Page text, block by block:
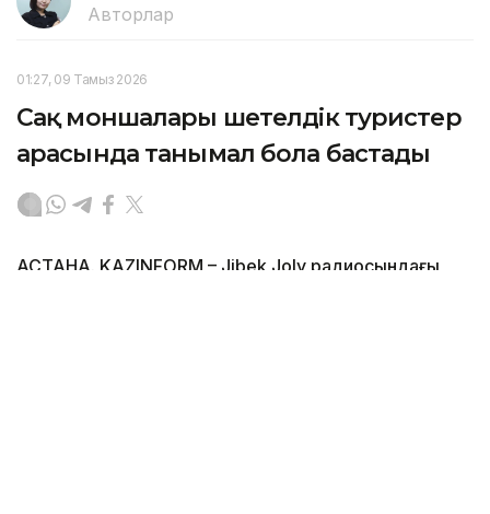
Авторлар
01:27, 09 Тамыз 2026
Сақ моншалары шетелдік туристер
арасында танымал бола бастады
АСТАНА. KAZINFORM – Jibek Joly радиосындағы